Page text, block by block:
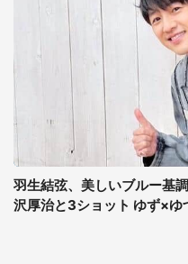
羽生結弦、美しいブルー基
沢厚治と3ショット ゆず×ゆ